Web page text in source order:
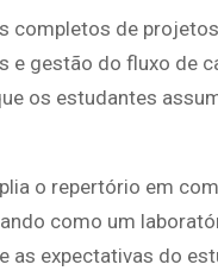
completos de
gestão do fluxo de
os estudantes
o repertório em
como um
expectativas do